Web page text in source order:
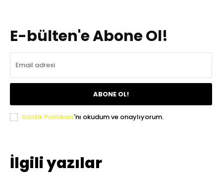
E-bülten'e Abone Ol!
ABONE OL!
Gizlilik Politikası'nı okudum ve onaylıyorum.
İlgili yazılar